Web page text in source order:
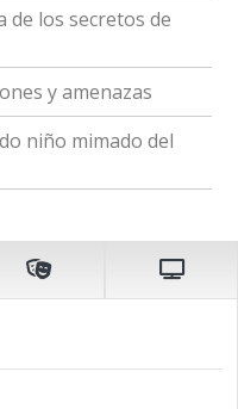
de los secretos de
y amenazas
niño mimado del